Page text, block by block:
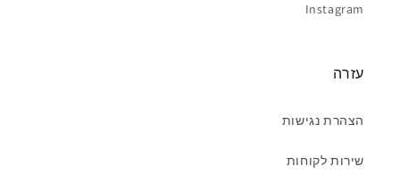
Instagram
עזרה
הצהרת נגישות
שירות לקוחות